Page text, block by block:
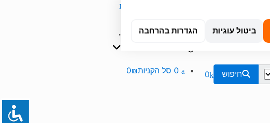
ביטול עוגיות הגדרות בהרחבה
טכנאי מחשבים עד הבית
כניסה &
Orders
...
חיפוש 0
0 סל הקניות0₪